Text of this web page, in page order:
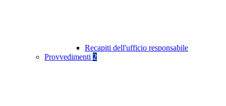
Recapiti dell'ufficio responsabile
Provvedimenti 2